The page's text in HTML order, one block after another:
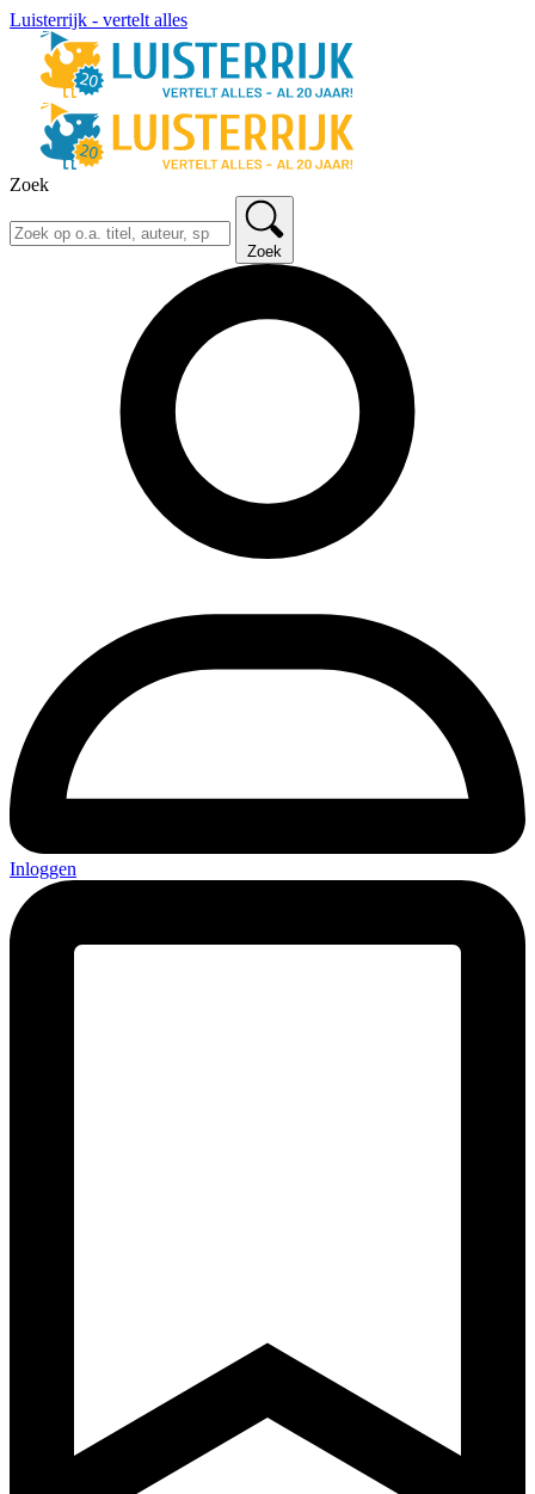
Luisterrijk - vertelt alles
Zoek
Zoek
Inloggen